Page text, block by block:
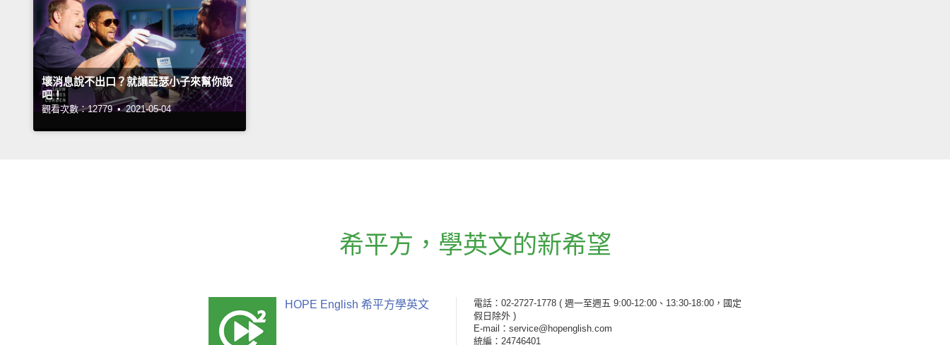
壞消息說不出口？就讓亞瑟小子來幫你說
吧！
觀看次數：12779 • 2021-05-04
希平方 ， 學英文的新希望
HOPE English 希平方學英文 電話：02-2727-1778 ( 週一至週五 9:00-12:00、13:30-18:00，國定
假日除外 )
E-mail：service@hopenglish.com
統編：24746401